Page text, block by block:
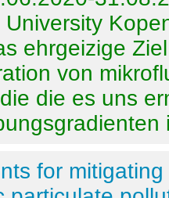
University
ehrgeizige
von
die es uns
for